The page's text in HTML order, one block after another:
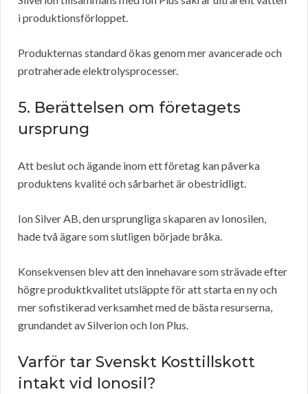
i produktionsförloppet.
Produkternas standard ökas genom mer avancerade och
protraherade elektrolysprocesser.
5. Berättelsen om företagets
ursprung
Att beslut och ägande inom ett företag kan påverka
produktens kvalité och sårbarhet är obestridligt.
Ion Silver AB, den ursprungliga skaparen av Ionosilen,
hade två ägare som slutligen började bråka.
Konsekvensen blev att den innehavare som strävade efter
högre produktkvalitet utsläppte för att starta en ny och
mer sofistikerad verksamhet med de bästa resurserna,
grundandet av Silverion och Ion Plus.
Varför tar Svenskt Kosttillskott
intakt vid Ionosil?